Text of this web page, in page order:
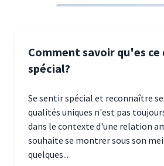
Comment savoir qu'es ce
spécial?
Se sentir spécial et reconnaître
qualités uniques n'est pas
dans le contexte d'une relation
souhaite se montrer sous son
quelques...